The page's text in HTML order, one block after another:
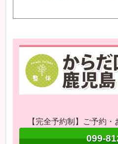
【完全予約制】ご予約
099-